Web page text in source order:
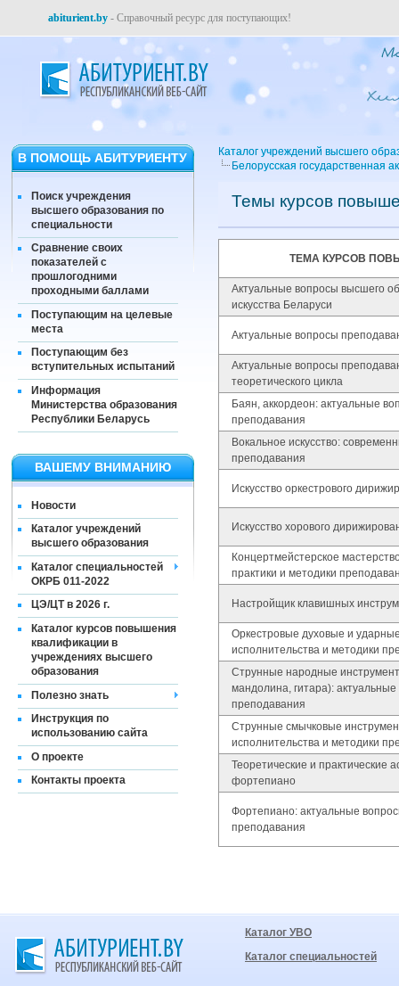
abiturient.by - Справочный ресурс для поступающих!
В ПОМОЩЬ АБИТУРИЕНТУ
Поиск учреждения
высшего образования по
специальности
Сравнение своих
показателей с
прошлогодними
проходными баллами
Поступающим на целевые
места
Поступающим без
вступительных испытаний
Информация
Министерства образования
Республики Беларусь
ВАШЕМУ ВНИМАНИЮ
Новости
Каталог учреждений
высшего образования
Каталог специальностей
ОКРБ 011-2022
ЦЭ/ЦТ в 2026 г.
Каталог курсов повышения
квалификации в
учреждениях высшего
образования
Полезно знать
Инструкция по
использованию сайта
О проекте
Контакты проекта
Каталог учреждений высшего
Белорусская государственная
Темы курсов
ТЕМА КУРСОВ
Актуальные вопросы высшего
искусства Беларуси
Актуальные вопросы
Актуальные вопросы
теоретического цикла
Баян, аккордеон: актуальные
преподавания
Вокальное искусство:
преподавания
Искусство оркестрового
Искусство хорового
Концертмейстерское
практики и методики
Настройщик клавишных
Оркестровые духовые и
исполнительства и методики
Струнные народные
мандолина, гитара):
преподавания
Струнные смычковые
исполнительства и методики
Теоретические и практические
фортепиано
Фортепиано: актуальные
преподавания
Каталог УВО
Каталог специальностей